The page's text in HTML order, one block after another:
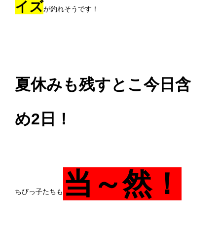
イズが釣れそうです！
夏休みも残すとこ今日含
め2日！
ちびっ子たちも 当～然！